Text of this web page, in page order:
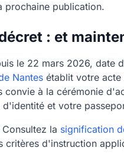
prochaine publication.
: et
le 22 mars 2026, date
Nantes établit votre acte
convie à la cérémonie
et votre
la signification
critères d'instruction